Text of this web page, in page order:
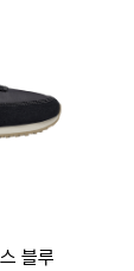
블루